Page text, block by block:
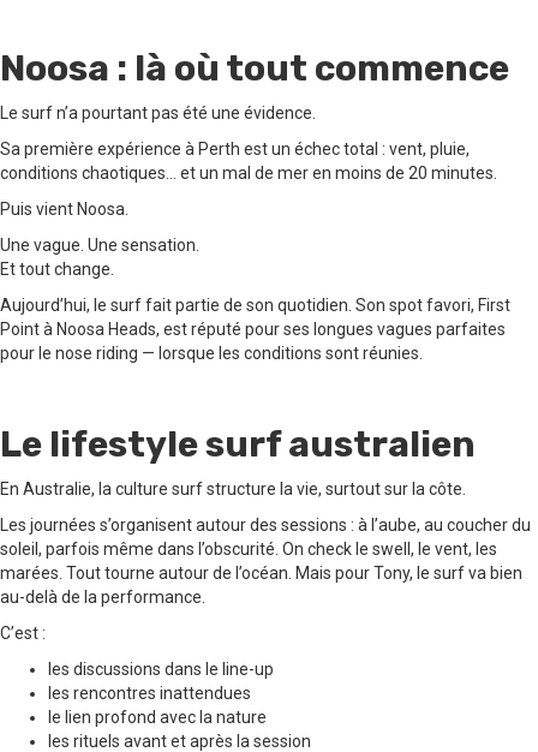
Noosa : là où tout commence
Le surf n’a pourtant pas été une évidence.
Sa première expérience à Perth est un échec total : vent, pluie,
conditions chaotiques… et un mal de mer en moins de 20 minutes.
Puis vient Noosa.
Une vague. Une sensation.
Et tout change.
Aujourd’hui, le surf fait partie de son quotidien. Son spot favori, First
Point à Noosa Heads, est réputé pour ses longues vagues parfaites
pour le nose riding — lorsque les conditions sont réunies.
Le lifestyle surf australien
En Australie, la culture surf structure la vie, surtout sur la côte.
Les journées s’organisent autour des sessions : à l’aube, au coucher du
soleil, parfois même dans l’obscurité. On check le swell, le vent, les
marées. Tout tourne autour de l’océan. Mais pour Tony, le surf va bien
au-delà de la performance.
C’est :
les discussions dans le line-up
les rencontres inattendues
le lien profond avec la nature
les rituels avant et après la session